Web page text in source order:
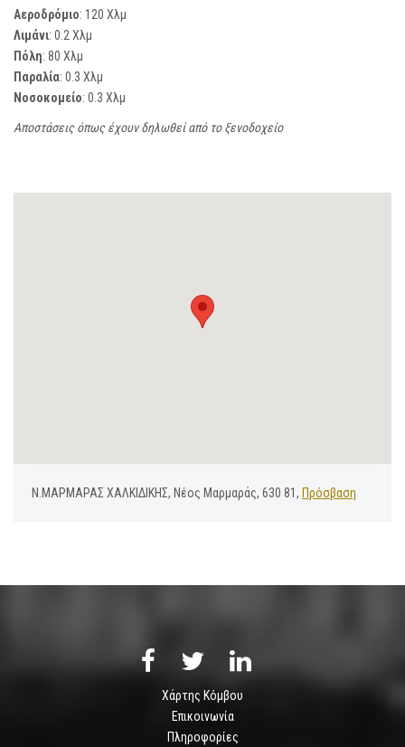
Αεροδρόμιο: 120 Χλμ
Λιμάνι: 0.2 Χλμ
Πόλη: 80 Χλμ
Παραλία: 0.3 Χλμ
Νοσοκομείο: 0.3 Χλμ
Αποστάσεις όπως έχουν δηλωθεί από το ξενοδοχείο
Ν.ΜΑΡΜΑΡΑΣ ΧΑΛΚΙΔΙΚΗΣ, Νέος Μαρμαράς, 630 81, Πρόσβαση
Χάρτης Κόμβου
Επικοινωνία
Πληροφορίες